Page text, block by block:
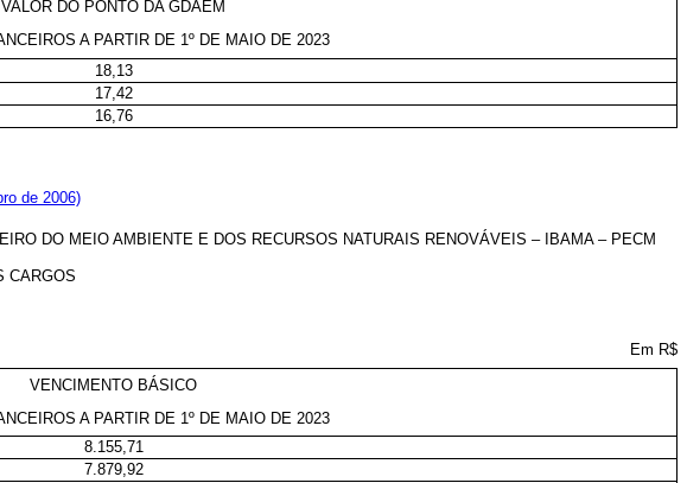
VALOR DO PONTO DA GDAEM
A PARTIR DE 1º DE MAIO DE 2023
18,13
17,42
16,76
de 2006)
DO MEIO AMBIENTE E DOS RECURSOS NATURAIS RENOVÁVEIS – IBAMA – PECM
CARGOS
Em R$
VENCIMENTO BÁSICO
A PARTIR DE 1º DE MAIO DE 2023
8.155,71
7.879,92